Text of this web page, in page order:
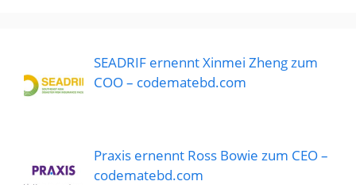
SEADRIF ernennt Xinmei Zheng zum
COO – codematebd.com
Praxis ernennt Ross Bowie zum CEO –
codematebd.com